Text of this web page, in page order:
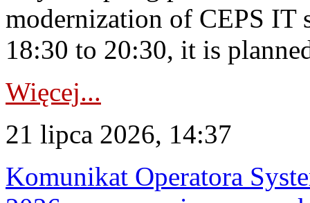
modernization of CEPS IT
18:30 to 20:30, it is
Więcej...
21 lipca 2026, 14:37
Komunikat Operatora